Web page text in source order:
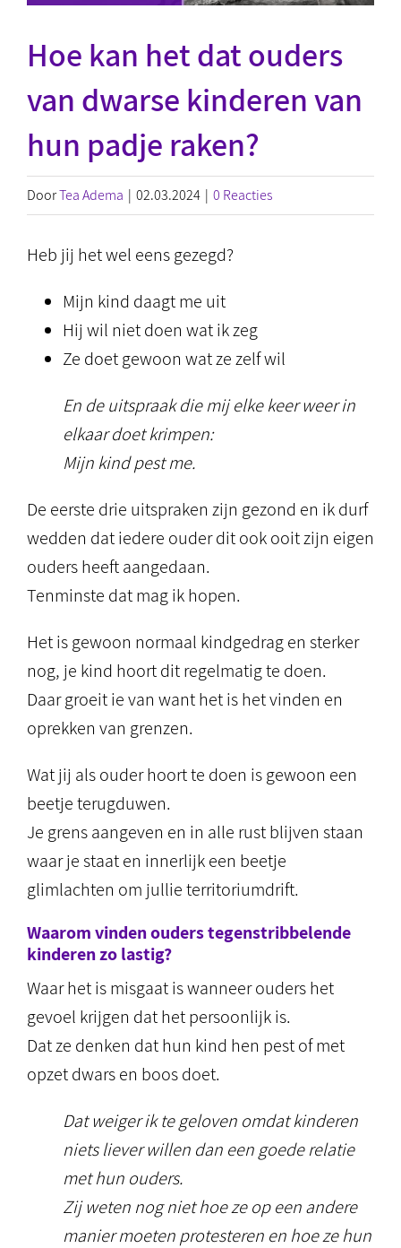
Hoe kan het dat ouders
van dwarse kinderen van
hun padje raken?
DoorTea Adema | 02.03.2024 | 0 Reacties
Heb jij het wel eens gezegd?
Mijn kind daagt me uit
Hij wil niet doen wat ik zeg
Ze doet gewoon wat ze zelf wil
En de uitspraak die mij elke keer weer in
elkaar doet krimpen:
Mijn kind pest me.
De eerste drie uitspraken zijn gezond en ik durf
wedden dat iedere ouder dit ook ooit zijn eigen
ouders heeft aangedaan.
Tenminste dat mag ik hopen.
Het is gewoon normaal kindgedrag en sterker
nog, je kind hoort dit regelmatig te doen.
Daar groeit ie van want het is het vinden en
oprekken van grenzen.
Wat jij als ouder hoort te doen is gewoon een
beetje terugduwen.
Je grens aangeven en in alle rust blijven staan
waar je staat en innerlijk een beetje
glimlachten om jullie territoriumdrift.
Waarom vinden ouders tegenstribbelende
kinderen zo lastig?
Waar het is misgaat is wanneer ouders het
gevoel krijgen dat het persoonlijk is.
Dat ze denken dat hun kind hen pest of met
opzet dwars en boos doet.
Dat weiger ik te geloven omdat kinderen
niets liever willen dan een goede relatie
met hun ouders.
Zij weten nog niet hoe ze op een andere
manier moeten protesteren en hoe ze hun